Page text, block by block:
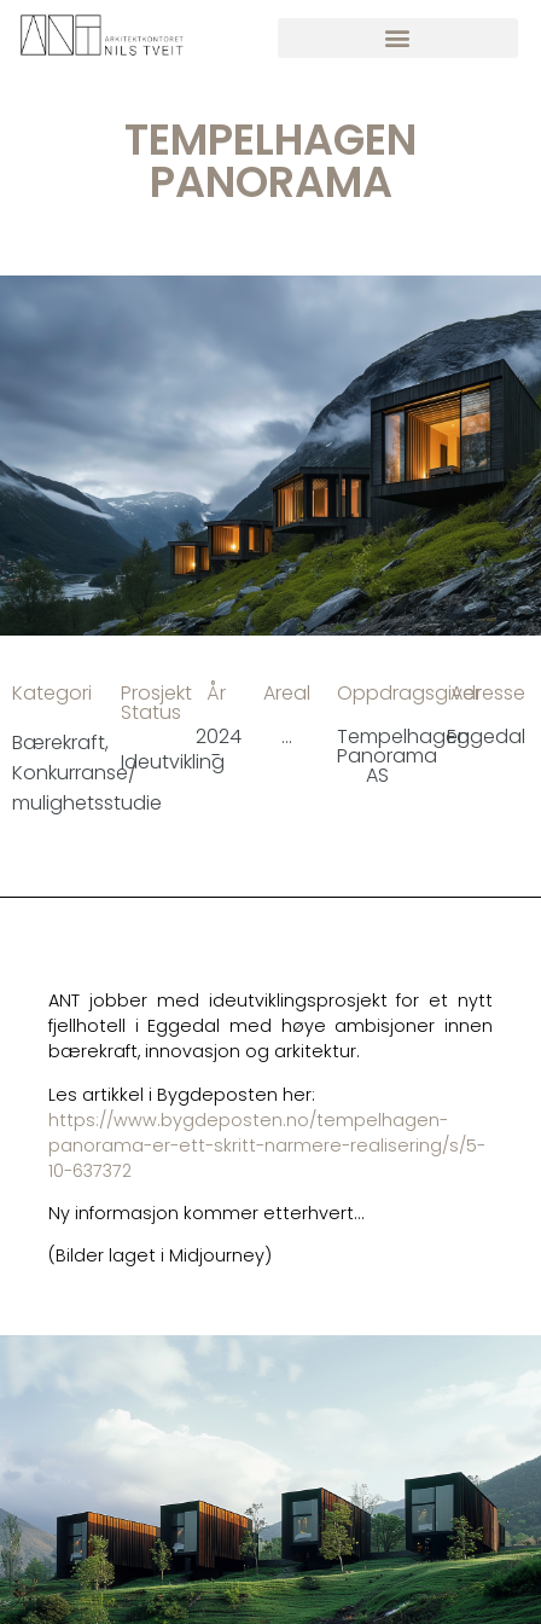
TEMPELHAGEN
PANORAMA
Kategori
Bærekraft,
Konkurranse/
mulighetsstudie
Prosjekt
Status
Ideutvikling
År
2024
-
Areal
...
Oppdragsgiver
Tempelhagen
Panorama
AS
Adresse
Eggedal
ANT jobber med ideutviklingsprosjekt for et nytt
fjellhotell i Eggedal med høye ambisjoner innen
bærekraft, innovasjon og arkitektur.
Les artikkel i Bygdeposten her:
https://www.bygdeposten.no/tempelhagen-
panorama-er-ett-skritt-narmere-realisering/s/5-
10-637372
Ny informasjon kommer etterhvert…
(Bilder laget i Midjourney)